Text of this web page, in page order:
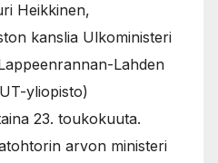
Heikkinen,
kanslia Ulkoministeri
Lahden
yliopisto)
23. toukokuuta.
arvon ministeri